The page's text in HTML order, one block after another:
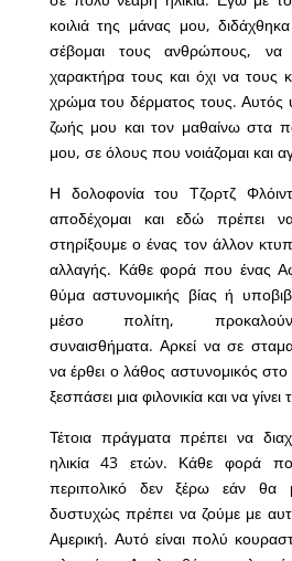
κοιλιά της μάνας μου,
σέβομαι τους ανθρώπους,
χαρακτήρα τους και όχι να τους
χρώμα του δέρματος τους. Αυτός
ζωής μου και τον μαθαίνω στα
μου, σε όλους που νοιάζομαι και
Η δολοφονία του Τζορτζ
αποδέχομαι και εδώ πρέπει
στηρίξουμε ο ένας τον άλλον
αλλαγής. Κάθε φορά που ένας
θύμα αστυνομικής βίας ή
μέσο πολίτη,
συναισθήματα. Αρκεί να σε
να έρθει ο λάθος αστυνομικός
ξεσπάσει μια φιλονικία και να γίνει
Τέτοια πράγματα πρέπει να
ηλικία 43 ετών. Κάθε φορά
περιπολικό δεν ξέρω εάν θα
δυστυχώς πρέπει να ζούμε με
Αμερική. Αυτό είναι πολύ